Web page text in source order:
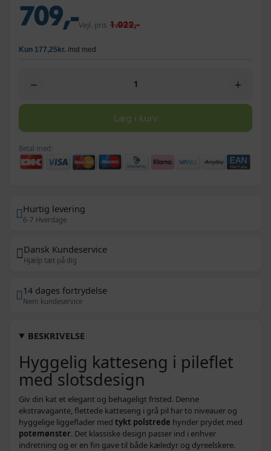
709,-Vejl. pris 1.022,-
− +
Læg i kurv
Betal med:
Hurtig levering
6-7 Hverdage
Dansk Kundeservice
Hjælp tæt på dig
14 dages fortrydelse
Nem kundeservice
BESKRIVELSE
Hyggelig katteseng i pileflet
med slotsdesign
Giv din kat et elegant og behageligt fristed. Denne
ekstravagante, flettede katteseng i grå pil har to niveauer og
hyggelige liggeflader med tykt polstrede hynder prydet med
potemønster. Det klassiske design passer ind i enhver
indretning og er en fin gave til både kæledyr og dyreelskere.